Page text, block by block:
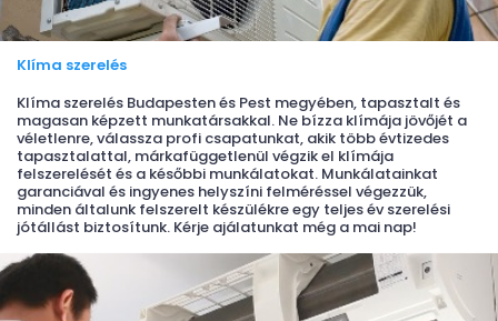
Klíma szerelés
Klíma szerelés Budapesten és Pest megyében, tapasztalt és
magasan képzett munkatársakkal. Ne bízza klímája jövőjét a
véletlenre, válassza profi csapatunkat, akik több évtizedes
tapasztalattal, márkafüggetlenül végzik el klímája
felszerelését és a későbbi munkálatokat. Munkálatainkat
garanciával és ingyenes helyszíni felméréssel végezzük,
minden általunk felszerelt készülékre egy teljes év szerelési
jótállást biztosítunk. Kérje ajálatunkat még a mai nap!